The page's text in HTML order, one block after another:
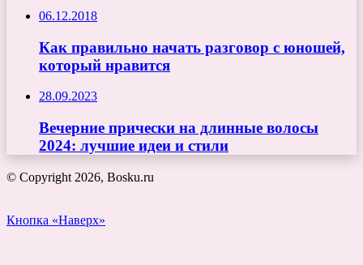
06.12.2018
Как правильно начать разговор с юношей,
который нравится
28.09.2023
Вечерние прически на длинные волосы
2024: лучшие идеи и стили
© Copyright 2026, Bosku.ru
Кнопка «Наверх»